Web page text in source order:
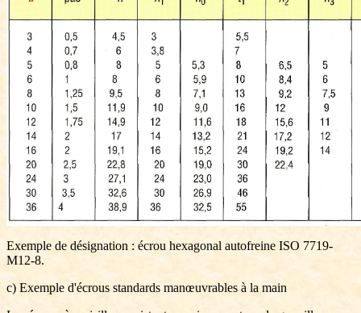
Exemple de désignation : écrou hexagonal autofreine ISO 7719-
M12-8.
c) Exemple d'écrous standards manœuvrables à la main